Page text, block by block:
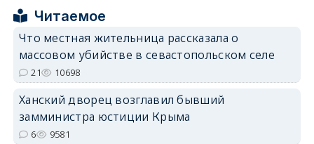
Читаемое
Что местная жительница рассказала о
массовом убийстве в севастопольском селе
21 10698
Ханский дворец возглавил бывший
замминистра юстиции Крыма
6 9581